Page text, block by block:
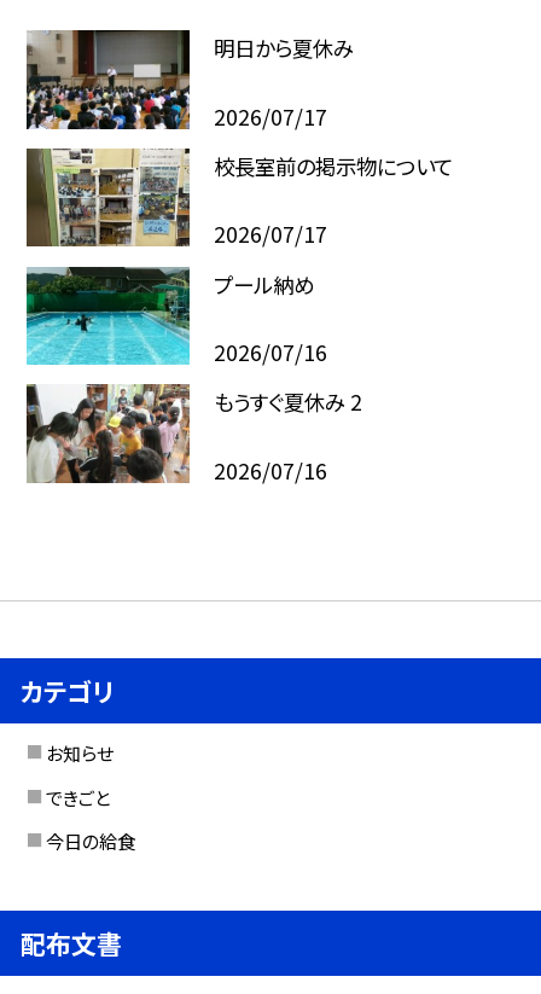
明日から夏休み
2026/07/17
校長室前の掲示物について
2026/07/17
プール納め
2026/07/16
もうすぐ夏休み 2
2026/07/16
カテゴリ
お知らせ
できごと
今日の給食
配布文書